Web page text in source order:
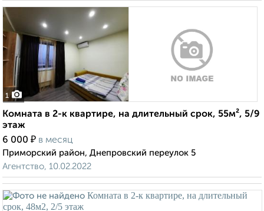
1
Комната в 2-к квартире, на длительный срок, 55м², 5/9
этаж
6 000 ₽ в месяц
Приморский район, Днепровский переулок 5
Агентство, 10.02.2022